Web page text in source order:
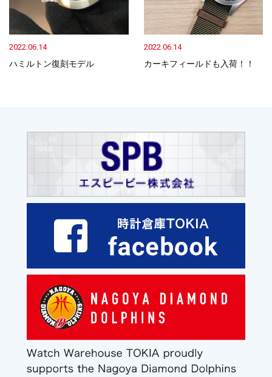
2022.06.14
ハミルトン復刻モデル
2022.06.14
カーキフィールドも入荷！！